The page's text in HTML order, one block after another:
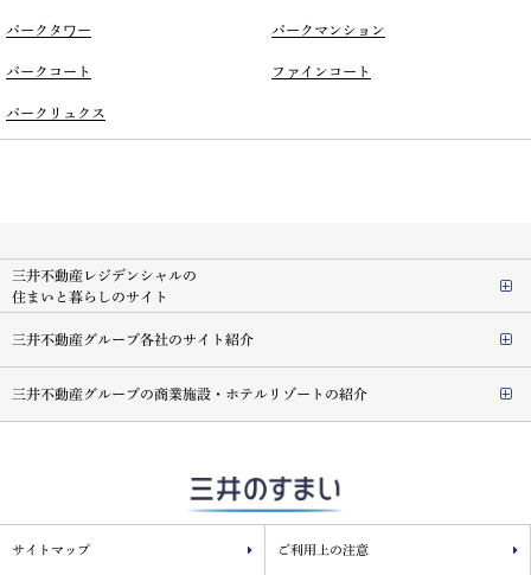
パークタワー パークマンション
パークコート ファインコート
パークリュクス
三井不動産レジデンシャルの
住まいと暮らしのサイト
三井不動産グループ各社のサイト紹介
三井不動産グループの商業施設・ホテルリゾートの紹介
サイトマップ ご利用上の注意